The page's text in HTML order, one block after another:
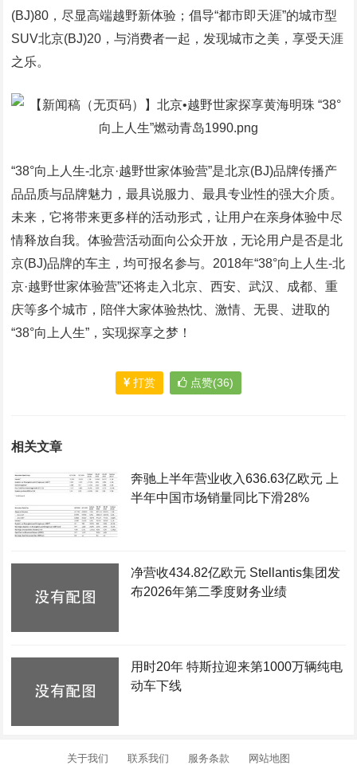
(BJ)80，尽显高端越野新体验；倡导“都市即天涯”的城市型
SUV北京(BJ)20，与消费者一起，发现城市之美，享受天涯
之乐。
“38°向上人生-北京·越野世家体验营”是北京(BJ)品牌传播产
品品质与品牌魅力，最具说服力、最具专业性的强大介质。
未来，它将带来更多样的活动形式，让用户在亲身体验中尽
情释放自我。体验营活动面向公众开放，无论用户是否是北
京(BJ)品牌的车主，均可报名参与。2018年“38°向上人生-北
京·越野世家体验营”还将走入北京、西安、武汉、成都、重
庆等多个城市，陪伴大家体验热忱、激情、无畏、进取的
“38°向上人生”，实现探享之梦！
打赏 点赞(36)
相关文章
奔驰上半年营业收入636.63亿欧元 上
半年中国市场销量同比下滑28%
净营收434.82亿欧元 Stellantis集团发
布2026年第二季度财务业绩
用时20年 特斯拉迎来第1000万辆纯电
动车下线
关于我们 联系我们 服务条款 网站地图